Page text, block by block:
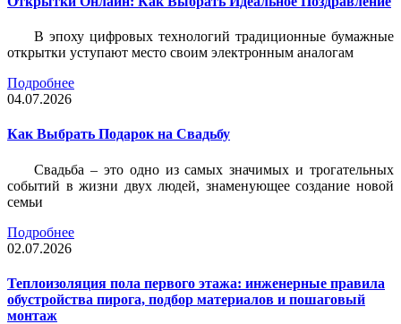
В эпоху цифровых технологий традиционные бумажные
открытки уступают место своим электронным аналогам
Подробнее
04.07.2026
Как Выбрать Подарок на Свадьбу
Свадьба – это одно из самых значимых и трогательных
событий в жизни двух людей, знаменующее создание новой
семьи
Подробнее
02.07.2026
Теплоизоляция пола первого этажа: инженерные правила
обустройства пирога, подбор материалов и пошаговый
монтаж